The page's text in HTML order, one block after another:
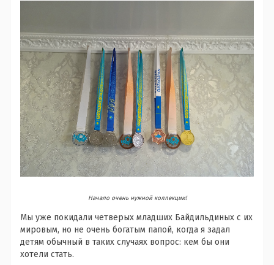
Начало очень нужной коллекции!
Мы уже покидали четверых младших Байдильдиных с их
мировым, но не очень богатым папой, когда я задал
детям обычный в таких случаях вопрос: кем бы они
хотели стать.